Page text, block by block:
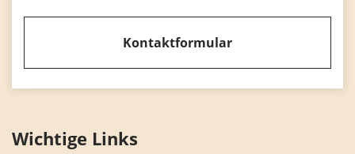
Kontaktformular
Wichtige Links